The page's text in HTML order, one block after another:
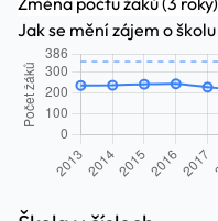
Jak se mění zájem o školu